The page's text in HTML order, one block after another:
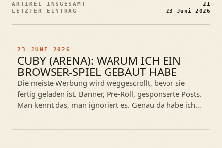
ARTIKEL INSGESAMT
21
LETZTER EINTRAG
23 Juni 2026
23 JUNI 2026
CUBY (ARENA): WARUM ICH EIN
BROWSER-SPIEL GEBAUT HABE
Die meiste Werbung wird weggescrollt, bevor sie
fertig geladen ist. Banner, Pre-Roll, gesponserte Posts.
Man kennt das, man ignoriert es. Genau da habe ich